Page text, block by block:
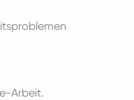
Arbeit.